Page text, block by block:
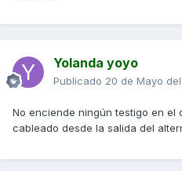
Yolanda yoyo
Publicado 20 de Mayo
No enciende ningún testigo en el
cableado desde la salida del